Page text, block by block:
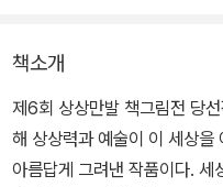
책소개
제6회 상상만발 책그림전 당
해 상상력과 예술이 이 세상
아름답게 그려낸 작품이다. 세